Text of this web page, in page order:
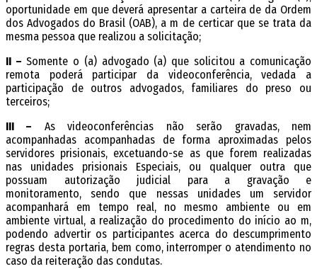
oportunidade em que deverá apresentar a carteira de da Ordem
dos Advogados do Brasil (OAB), a fim de certificar que se trata da
mesma pessoa que realizou a solicitação;
II – Somente o (a) advogado (a) que solicitou a comunicação
remota poderá participar da videoconferência, vedada a
participação de outros advogados, familiares do preso ou
terceiros;
III – As videoconferências não serão gravadas, nem
acompanhadas acompanhadas de forma aproximadas pelos
servidores prisionais, excetuando-se as que forem realizadas
nas unidades prisionais Especiais, ou qualquer outra que
possuam autorização judicial para a gravação e
monitoramento, sendo que nessas unidades um servidor
acompanhará em tempo real, no mesmo ambiente ou em
ambiente virtual, a realização do procedimento do início ao fim,
podendo advertir os participantes acerca do descumprimento
regras desta portaria, bem como, interromper o atendimento no
caso da reiteração das condutas.